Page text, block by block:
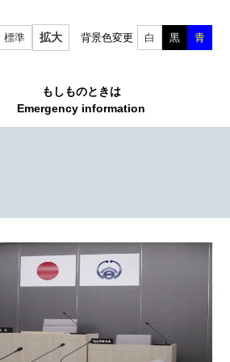
標準 拡大 背景色変更 白 黒 青
もしものときは
Emergency information